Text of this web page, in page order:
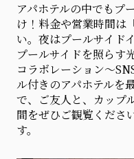
アパホテルの中でもプ
け！料金や営業時間は
い。夜はプールサイド
プールサイドを照らす
コラボレーション～
ル付きのアパホテルを
で、ご友人と、カップ
間をぜひご観覧くださ
す。